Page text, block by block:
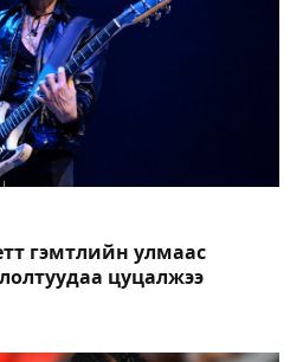
гэмтлийн улмаас
цуцалжээ